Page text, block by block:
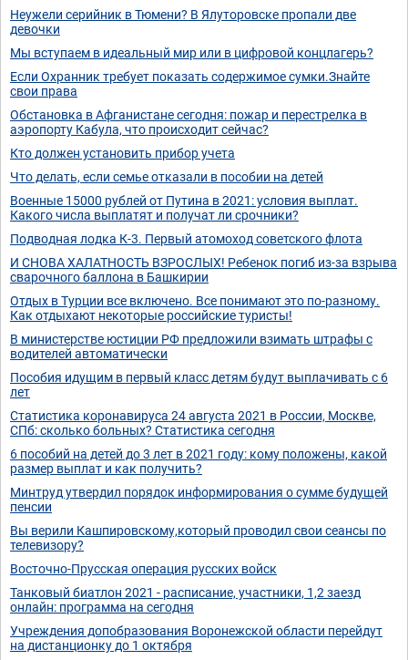
Неужели серийник в Тюмени? В Ялуторовске пропали две
девочки
Мы вступаем в идеальный мир или в цифровой концлагерь?
Если Охранник требует показать содержимое сумки.Знайте
свои права
Обстановка в Афганистане сегодня: пожар и перестрелка в
аэропорту Кабула, что происходит сейчас?
Кто должен установить прибор учета
Что делать, если семье отказали в пособии на детей
Военные 15000 рублей от Путина в 2021: условия выплат.
Какого числа выплатят и получат ли срочники?
Подводная лодка К-3. Первый атомоход советского флота
И СНОВА ХАЛАТНОСТЬ ВЗРОСЛЫХ! Ребенок погиб из-за взрыва
сварочного баллона в Башкирии
Отдых в Турции все включено. Все понимают это по-разному.
Как отдыхают некоторые российские туристы!
В министерстве юстиции РФ предложили взимать штрафы с
водителей автоматически
Пособия идущим в первый класс детям будут выплачивать с 6
лет
Статистика коронавируса 24 августа 2021 в России, Москве,
СПб: сколько больных? Статистика сегодня
6 пособий на детей до 3 лет в 2021 году: кому положены, какой
размер выплат и как получить?
Минтруд утвердил порядок информирования о сумме будущей
пенсии
Вы верили Кашпировскому,который проводил свои сеансы по
телевизору?
Восточно-Прусская операция русских войск
Танковый биатлон 2021 - расписание, участники, 1,2 заезд
онлайн: программа на сегодня
Учреждения допобразования Воронежской области перейдут
на дистанционку до 1 октября